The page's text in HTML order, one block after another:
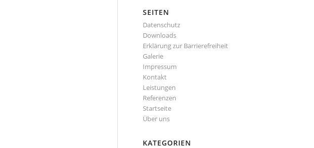
SEITEN
Datenschutz
Downloads
Erklärung zur Barrierefreiheit
Galerie
Impressum
Kontakt
Leistungen
Referenzen
Startseite
Über uns
KATEGORIEN